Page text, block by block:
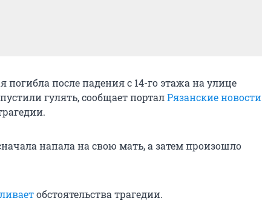
погибла после падения с 14-го этажа на улице
гулять, сообщает порталРязанские новости
напала на свою мать, а затем произошло
обстоятельства трагедии.